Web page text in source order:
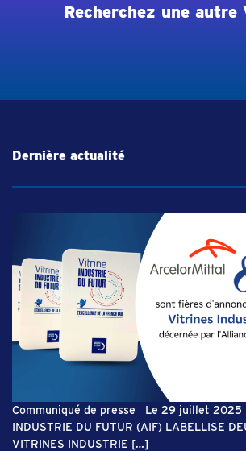
Recherchez une
Dernière actualité
Communiqué de presse Le 29 juillet 2025
INDUSTRIE DU FUTUR (AIF) LABELLISE
VITRINES INDUSTRIE […]